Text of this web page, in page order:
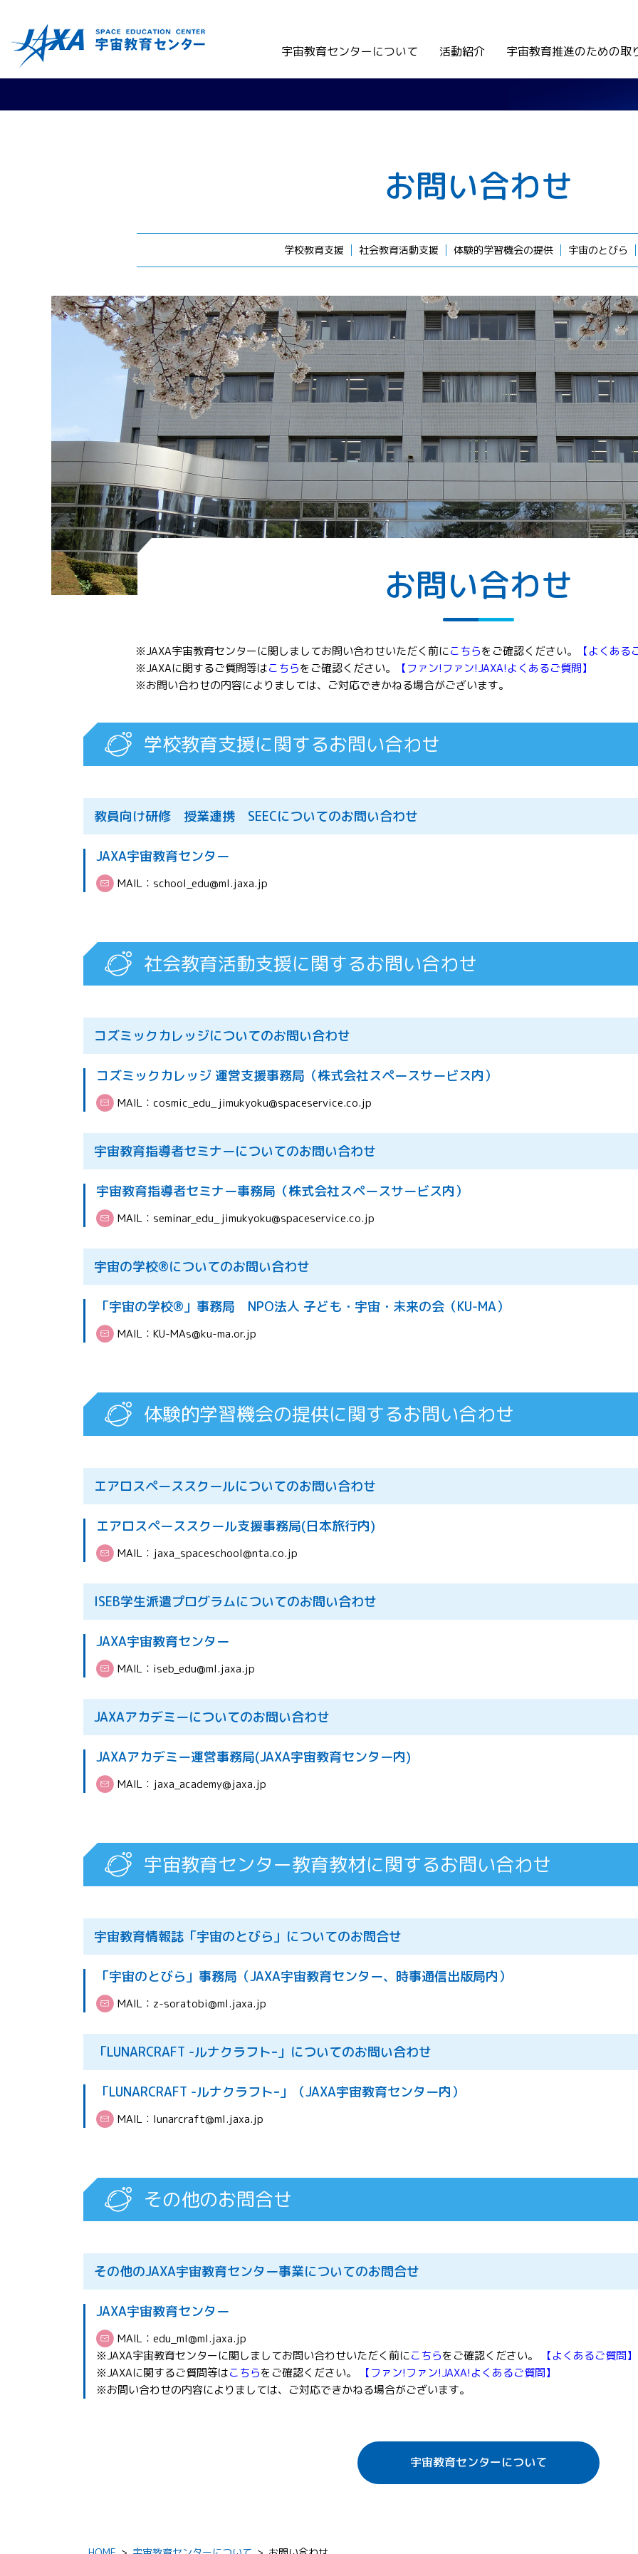
宇宙教育センターについて 活動紹介 宇宙教育推進のための取
お問い合わせ
学校教育支援 社会教育活動支援 体験的学習機会の提供 宇宙のとびら
お問い合わせ
※JAXA宇宙教育センターに関しましてお問い合わせいただく前にこちらをご確認ください。
【よくある
※JAXAに関するご質問等はこちらをご確認ください。
【ファン!ファン!JAXA!よくあるご質問】
※お問い合わせの内容によりましては、ご対応できかねる場合がございます。
学校教育支援に関するお問い合わせ
教員向け研修 授業連携 SEECについてのお問い合わせ
JAXA宇宙教育センター
MAIL： school_edu@ml.jaxa.jp
社会教育活動支援に関するお問い合わせ
コズミックカレッジについてのお問い合わせ
コズミックカレッジ 運営支援事務局（株式会社スペースサービス内）
MAIL： cosmic_edu_jimukyoku@spaceservice.co.jp
宇宙教育指導者セミナーについてのお問い合わせ
宇宙教育指導者セミナー事務局（株式会社スペースサービス内）
MAIL： seminar_edu_jimukyoku@spaceservice.co.jp
宇宙の学校®についてのお問い合わせ
「宇宙の学校®」事務局 NPO法人 子ども・宇宙・未来の会（KU-MA）
MAIL： KU-MAs@ku-ma.or.jp
体験的学習機会の提供に関するお問い合わせ
エアロスペーススクールについてのお問い合わせ
エアロスペーススクール支援事務局(日本旅行内)
MAIL： jaxa_spaceschool@nta.co.jp
ISEB学生派遣プログラムについてのお問い合わせ
JAXA宇宙教育センター
MAIL： iseb_edu@ml.jaxa.jp
JAXAアカデミーについてのお問い合わせ
JAXAアカデミー運営事務局(JAXA宇宙教育センター内)
MAIL： jaxa_academy@jaxa.jp
宇宙教育センター教育教材に関するお問い合わせ
宇宙教育情報誌「宇宙のとびら」についてのお問合せ
「宇宙のとびら」事務局（JAXA宇宙教育センター、時事通信出版局内）
MAIL： z-soratobi@ml.jaxa.jp
「LUNARCRAFT -ルナクラフトｰ」についてのお問い合わせ
「LUNARCRAFT -ルナクラフトｰ」（JAXA宇宙教育センター内）
MAIL： lunarcraft@ml.jaxa.jp
その他のお問合せ
その他のJAXA宇宙教育センター事業についてのお問合せ
JAXA宇宙教育センター
MAIL： edu_ml@ml.jaxa.jp
※JAXA宇宙教育センターに関しましてお問い合わせいただく前にこちらをご確認ください。
【よくあるご質問】
※JAXAに関するご質問等はこちらをご確認ください。
【ファン!ファン!JAXA!よくあるご質問】
※お問い合わせの内容によりましては、ご対応できかねる場合がございます。
宇宙教育センターについて